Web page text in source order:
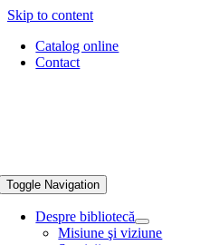
Skip to content
Catalog online
Contact
Toggle Navigation
Despre bibliotecă
Misiune şi viziune